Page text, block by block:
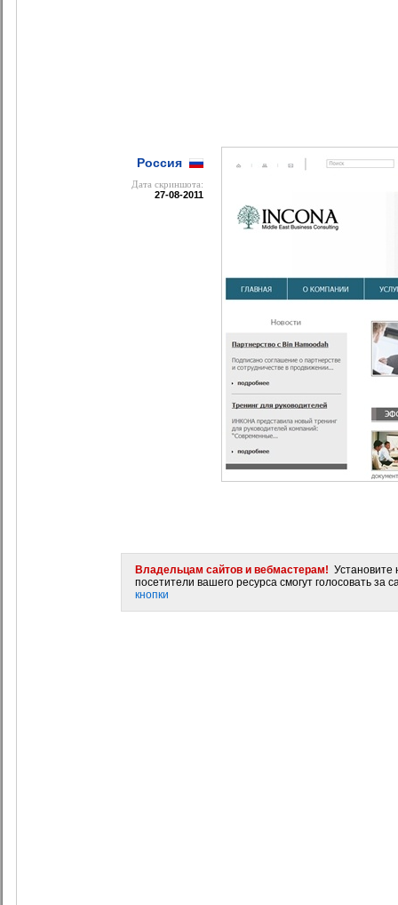
Россия
Дата cкриншота:
27-08-2011
Владельцам сайтов и вебмастерам! Установите
посетители вашего ресурса смогут голосовать за
кнопки